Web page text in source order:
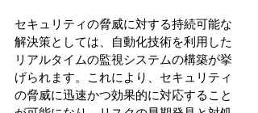
セキュリティの脅威に対する持続可能な
解決策としては、自動化技術を利用した
リアルタイムの監視システムの構築が挙
げられます。これにより、セキュリティ
の脅威に迅速かつ効果的に対応すること